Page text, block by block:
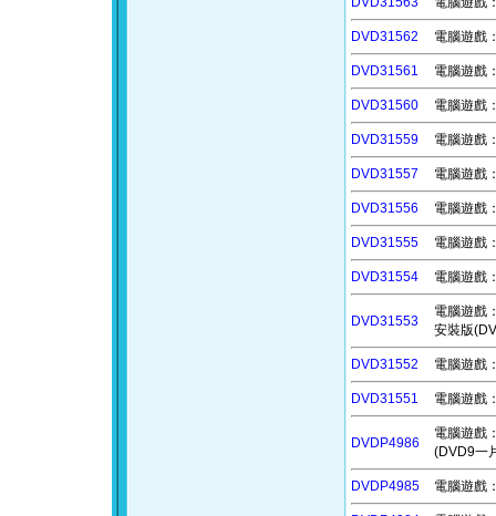
DVD31562 電腦遊戲
DVD31561 電腦遊戲
DVD31560 電腦遊戲
DVD31559 電腦遊戲
DVD31557 電腦遊戲
DVD31556 電腦遊戲
DVD31555 電腦遊戲
DVD31554 電腦遊戲
DVD31553
電腦遊戲
安裝版
DVD31552 電腦遊戲
DVD31551 電腦遊戲
DVDP4986
電腦遊戲
(DVD9一
DVDP4985 電腦遊戲